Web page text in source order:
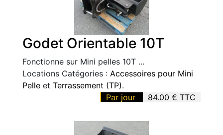
Godet Orientable 10T
Fonctionne sur Mini pelles 10T ...
Locations Catégories : Accessoires pour Mini
Pelle et Terrassement (TP).
Par jour
84.00 € TTC